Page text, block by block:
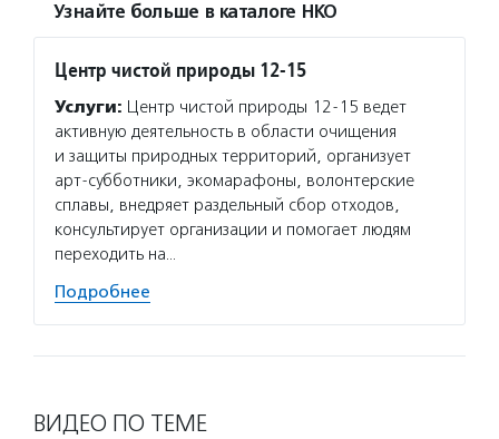
Узнайте больше в каталоге НКО
Центр чистой природы 12-15
Услуги: Центр чистой природы 12-15 ведет
активную деятельность в области очищения
и защиты природных территорий, организует
арт-субботники, экомарафоны, волонтерские
сплавы, внедряет раздельный сбор отходов,
консультирует организации и помогает людям
переходить на…
Подробнее
ВИДЕО ПО ТЕМЕ